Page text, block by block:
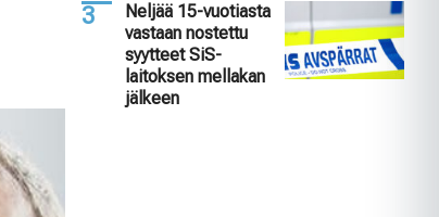
Neljää 15-vuotiasta
vastaan nostettu
syytteet SiS-
laitoksen mellakan
jälkeen